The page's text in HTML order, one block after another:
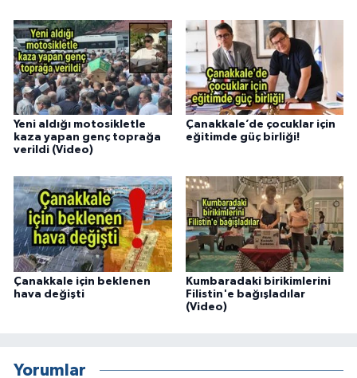
Yeni aldığı motosikletle
kaza yapan genç toprağa
verildi (Video)
Çanakkale’de çocuklar için
eğitimde güç birliği!
Çanakkale için beklenen
hava değişti
Kumbaradaki birikimlerini
Filistin'e bağışladılar
(Video)
Yorumlar